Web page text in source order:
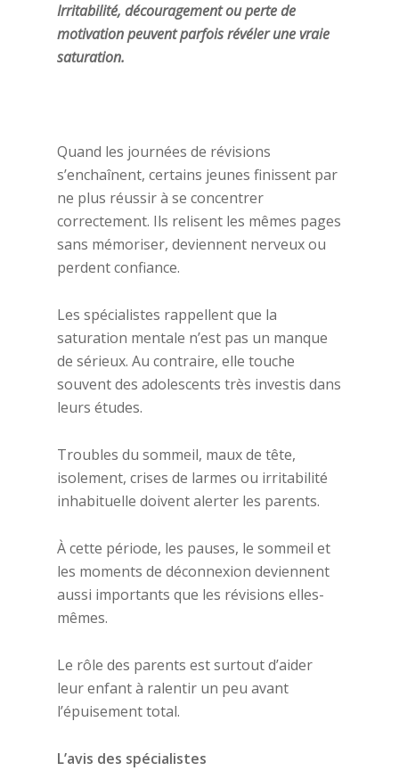
Irritabilité, découragement ou perte de
motivation peuvent parfois révéler une vraie
saturation.
Quand les journées de révisions
s’enchaînent, certains jeunes finissent par
ne plus réussir à se concentrer
correctement. Ils relisent les mêmes pages
sans mémoriser, deviennent nerveux ou
perdent confiance.
Les spécialistes rappellent que la
saturation mentale n’est pas un manque
de sérieux. Au contraire, elle touche
souvent des adolescents très investis dans
leurs études.
Troubles du sommeil, maux de tête,
isolement, crises de larmes ou irritabilité
inhabituelle doivent alerter les parents.
À cette période, les pauses, le sommeil et
les moments de déconnexion deviennent
aussi importants que les révisions elles-
mêmes.
Le rôle des parents est surtout d’aider
leur enfant à ralentir un peu avant
l’épuisement total.
L’avis des spécialistes